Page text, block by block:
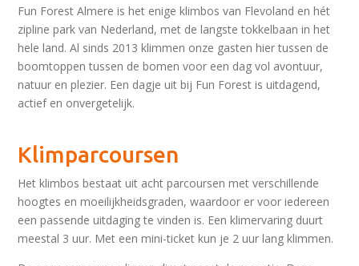
Fun Forest Almere is het enige klimbos van Flevoland en hét
zipline park van Nederland, met de langste tokkelbaan in het
hele land. Al sinds 2013 klimmen onze gasten hier tussen de
boomtoppen tussen de bomen voor een dag vol avontuur,
natuur en plezier. Een dagje uit bij Fun Forest is uitdagend,
actief en onvergetelijk.
Klimparcoursen
Het klimbos bestaat uit acht parcoursen met verschillende
hoogtes en moeilijkheidsgraden, waardoor er voor iedereen
een passende uitdaging te vinden is. Een klimervaring duurt
meestal 3 uur. Met een mini-ticket kun je 2 uur lang klimmen.